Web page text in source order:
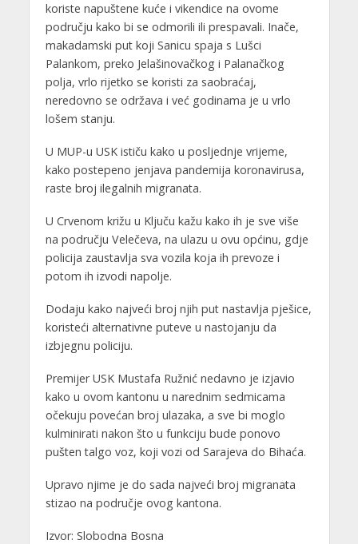
koriste napuštene kuće i vikendice na ovome
području kako bi se odmorili ili prespavali. Inače,
makadamski put koji Sanicu spaja s Lušci
Palankom, preko Jelašinovačkog i Palanačkog
polja, vrlo rijetko se koristi za saobraćaj,
neredovno se održava i već godinama je u vrlo
lošem stanju.
U MUP-u USK ističu kako u posljednje vrijeme,
kako postepeno jenjava pandemija koronavirusa,
raste broj ilegalnih migranata.
U Crvenom križu u Ključu kažu kako ih je sve više
na području Velečeva, na ulazu u ovu općinu, gdje
policija zaustavlja sva vozila koja ih prevoze i
potom ih izvodi napolje.
Dodaju kako najveći broj njih put nastavlja pješice,
koristeći alternativne puteve u nastojanju da
izbjegnu policiju.
Premijer USK Mustafa Ružnić nedavno je izjavio
kako u ovom kantonu u narednim sedmicama
očekuju povećan broj ulazaka, a sve bi moglo
kulminirati nakon što u funkciju bude ponovo
pušten talgo voz, koji vozi od Sarajeva do Bihaća.
Upravo njime je do sada najveći broj migranata
stizao na područje ovog kantona.
Izvor: Slobodna Bosna